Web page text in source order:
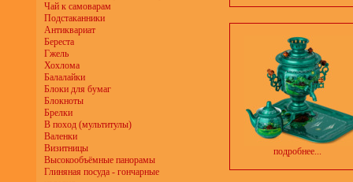
Чай к самоварам
Подстаканники
Антиквариат
Береста
Гжель
Хохлома
Балалайки
Блоки для бумаг
Блокноты
Брелки
В поход (мультитулы)
Валенки
Визитницы
Высокообъёмные панорамы
Глиняная посуда - гончарные
подробнее...